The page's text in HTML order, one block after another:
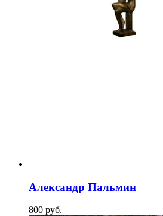
Александр Пальмин
800 pуб.